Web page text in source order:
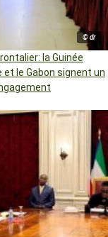
© dr
la Guinée
et le Gabon signent un